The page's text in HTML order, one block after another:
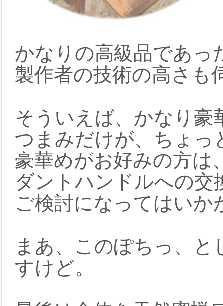
かなりの高級品であっ
製作者の技術の高さも
そういえば、かなり豪
つまみだけが、ちょっ
豪華めがお好みの方は
ダントハンドルへの交
ご検討になってはいか
まあ、このぽちっ、
すけど。